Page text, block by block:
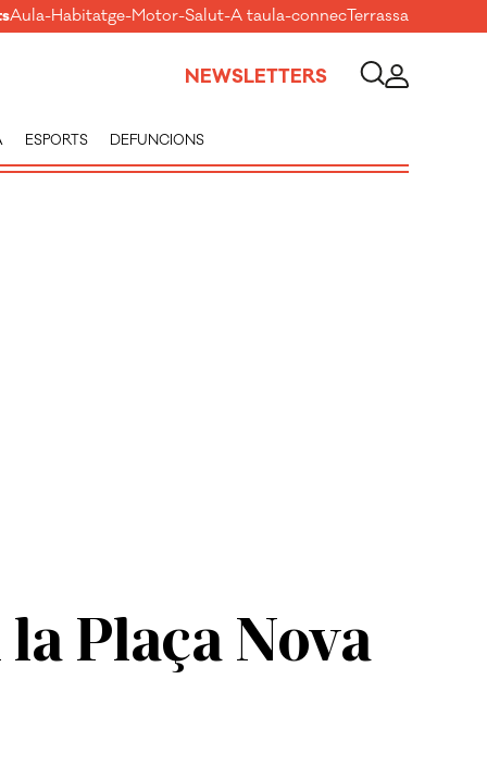
Aula-Habitatge-Motor-Salut-A taula-connecTerrassa
NEWSLETTERS
ESPORTS DEFUNCIONS
Plaça Nova